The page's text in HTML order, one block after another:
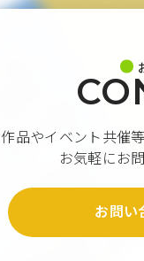
作品やイベント共催
お気軽にお
お問い